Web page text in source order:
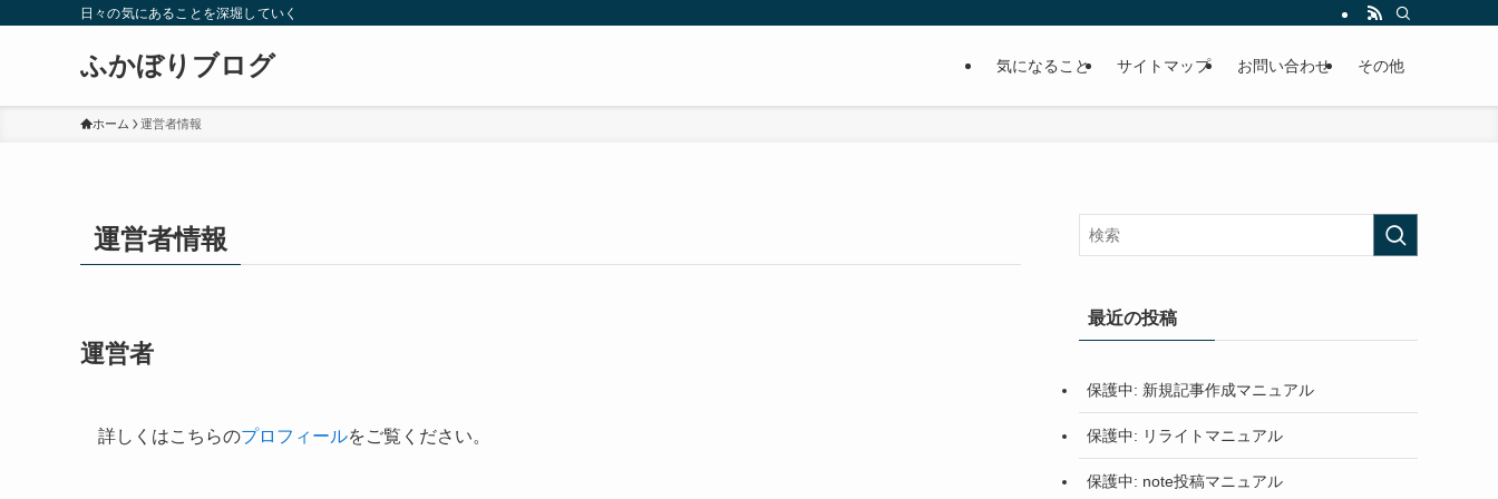
日々の気にあることを深堀していく
ふかぼりブログ 気になること サイトマップ お問い合わせ その他
ホーム 運営者情報
運営者情報
運営者
詳しくはこちらのプロフィールをご覧ください。
最近の投稿
保護中: 新規記事作成マニュアル
保護中: リライトマニュアル
保護中: note投稿マニュアル